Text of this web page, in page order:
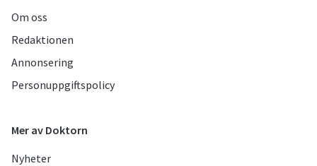
Om oss
Redaktionen
Annonsering
Personuppgiftspolicy
Mer av Doktorn
Nyheter